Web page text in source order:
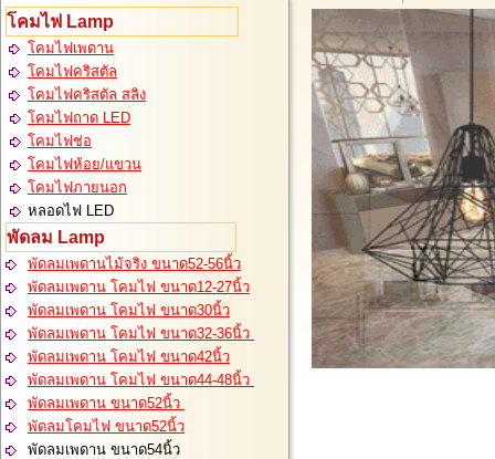
โคมไฟ Lamp
โคมไฟเพดาน
โคมไฟคริสตัล
โคมไฟคริสตัล สลิง
โคมไฟถาด LED
โคมไฟช่อ
โคมไฟห้อย/แขวน
โคมไฟภายนอก
หลอดไฟ LED
พัดลม Lamp
พัดลมเพดานไม้จริง ขนาด52-56นิ้ว
พัดลมเพดาน โคมไฟ ขนาด12-27นิ้ว
พัดลมเพดาน โคมไฟ ขนาด30นิ้ว
พัดลมเพดาน โคมไฟ ขนาด32-36นิ้ว
พัดลมเพดาน โคมไฟ ขนาด42นิ้ว
พัดลมเพดาน โคมไฟ ขนาด44-48นิ้ว
พัดลมเพดาน ขนาด52นิ้ว
พัดลมโคมไฟ ขนาด52นิ้ว
พัดลมเพดาน ขนาด54นิ้ว